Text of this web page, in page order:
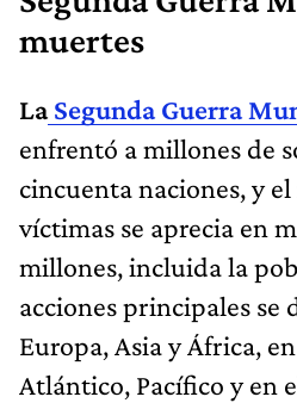
muertes
LaSegunda Guerra
enfrentó a millones de
cincuenta naciones, y
víctimas se aprecia en
millones, incluida la
acciones principales se
Europa, Asia y África,
Atlántico, Pacífico y en